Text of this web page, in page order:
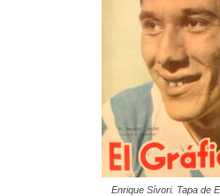
Enrique Sívori. Tapa de